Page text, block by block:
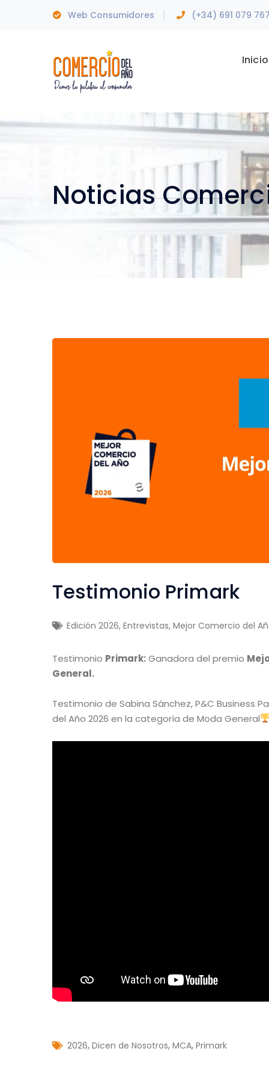
Web Consumidores (+34) 691 079
Inicio
Noticias
Testimonio Primark
Edición 2026, Entrevistas, Mejor Comercio del
Testimonio Primark:Ganadora del premio
General.
Testimonio de Sabina Sánchez, P&C Business
del Año 2026 en la categoría de Moda General
2026, Dicen de Nosotros, MCA, Primark